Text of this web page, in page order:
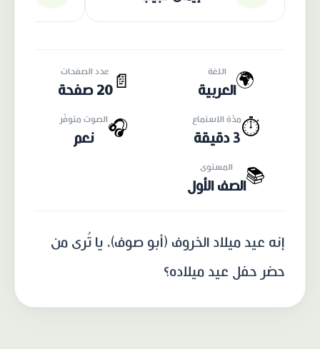
🌍 اللغة
العربية 📄
عدد الصفحات
20 صفحة
⏱️مدّة الاستماع
3 دقيقة
🎧الصوت متوفّر
نعم
📚 المستوى
الصف الأول
إنه عيد ميلاد الخروف (أبو صوف)، يا تُرى من
حضر حفل عيد ميلاده؟